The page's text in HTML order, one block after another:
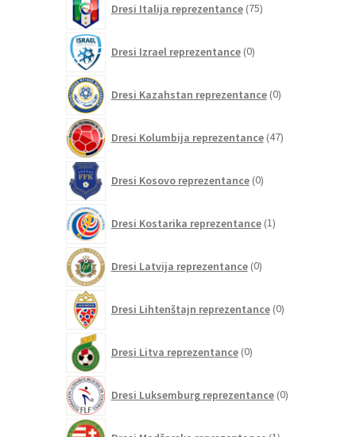
Dresi Italija reprezentance 75izdelkov
Dresi Izrael reprezentance 0izdelkov
Dresi Kazahstan reprezentance 0izdelkov
Dresi Kolumbija reprezentance 47izdelkov
Dresi Kosovo reprezentance 0izdelkov
Dresi Kostarika reprezentance 1izdelek
Dresi Latvija reprezentance 0izdelkov
Dresi Lihtenštajn reprezentance 0izdelkov
Dresi Litva reprezentance 0izdelkov
Dresi Luksemburg reprezentance 0izdelkov